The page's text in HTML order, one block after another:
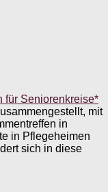
für Seniorenkreise*
mit
in
in Pflegeheimen
sich in diese